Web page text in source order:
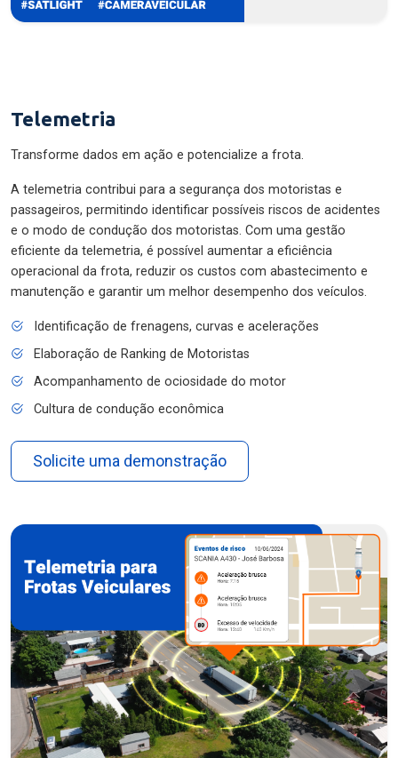
Telemetria
Transforme dados em ação e potencialize a frota.
A telemetria contribui para a segurança dos motoristas e
passageiros, permitindo identificar possíveis riscos de acidentes
e o modo de condução dos motoristas. Com uma gestão
eficiente da telemetria, é possível aumentar a eficiência
operacional da frota, reduzir os custos com abastecimento e
manutenção e garantir um melhor desempenho dos veículos.
Identificação de frenagens, curvas e acelerações
Elaboração de Ranking de Motoristas
Acompanhamento de ociosidade do motor
Cultura de condução econômica
Solicite uma demonstração